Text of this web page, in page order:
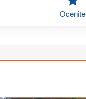
Ocenite